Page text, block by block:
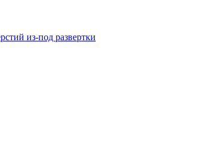
из-под развертки